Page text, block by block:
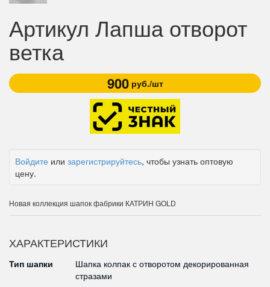
Артикул Лапша отворот
ветка
900руб./шт
Войдите или зарегистрируйтесь, чтобы узнать оптовую
цену.
Новая коллекция шапок фабрики КАТРИН GOLD
ХАРАКТЕРИСТИКИ
Тип шапки
Шапка колпак с отворотом декорированная
стразами